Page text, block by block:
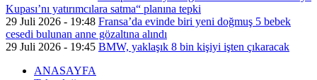
Kupası’nı yatırımcılara satma“ planına tepki
29 Juli 2026 - 19:48 Fransa’da evinde biri yeni doğmuş 5 bebek
cesedi bulunan anne gözaltına alındı
29 Juli 2026 - 19:45 BMW, yaklaşık 8 bin kişiyi işten çıkaracak
ANASAYFA